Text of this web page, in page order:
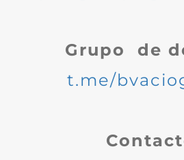
Grupo de
t.me/